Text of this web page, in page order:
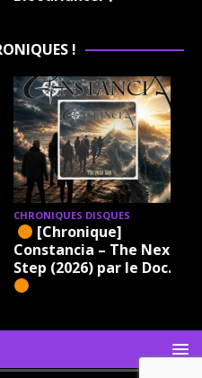
!
CHRONIQUES DISQUES
[Chronique]
Constancia – The Next
Step (2026) par le Doc.